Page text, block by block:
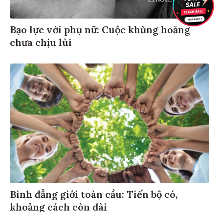
Bạo lực với phụ nữ: Cuộc khủng hoảng
chưa chịu lùi
Bình đẳng giới toàn cầu: Tiến bộ có,
khoảng cách còn dài